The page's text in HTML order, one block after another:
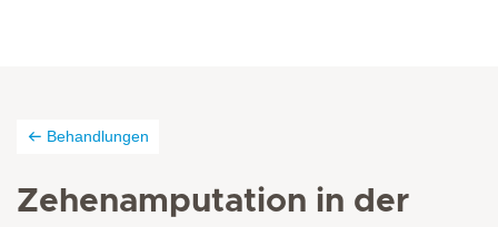
Behandlungen
Zehenamputation in der